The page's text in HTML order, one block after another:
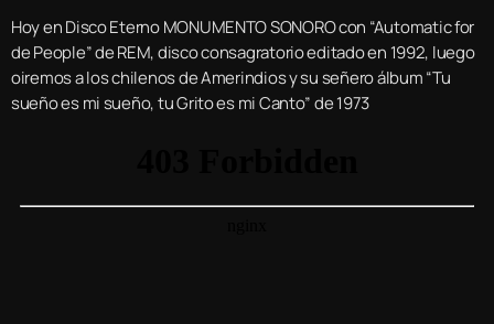
Hoy en Disco Eterno MONUMENTO SONORO con “Automatic for
de People” de REM, disco consagratorio editado en 1992, luego
oiremos a los chilenos de Amerindios y su señero álbum “Tu
sueño es mi sueño, tu Grito es mi Canto” de 1973